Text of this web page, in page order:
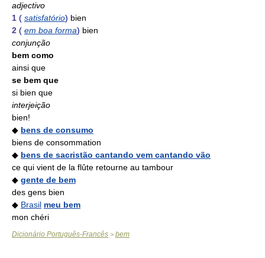
adjectivo
1 ( satisfatório) bien
2 ( em boa forma) bien
conjunção
bem como
ainsi que
se bem que
si bien que
interjeição
bien!
◆ bens de consumo
biens de consommation
◆ bens de sacristão cantando vem cantando vão
ce qui vient de la flûte retourne au tambour
◆ gente de bem
des gens bien
◆ Brasil meu bem
mon chéri
Dicionário Português-Francês > bem